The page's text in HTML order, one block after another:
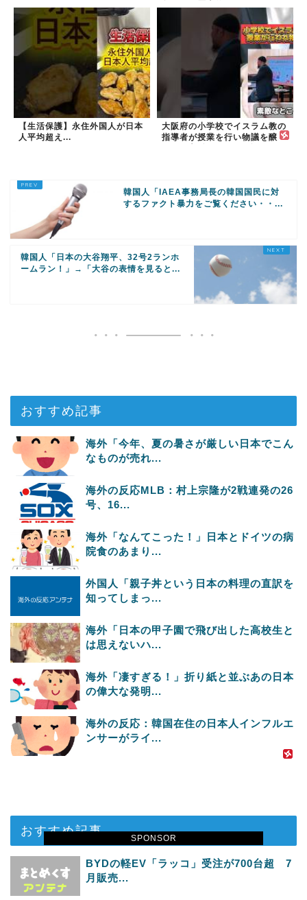
SPONSOR
【生活保護】永住外国人が日本
人平均超え...
大阪府の小学校でイスラム教の
指導者が授業を行い物議を醸
韓国人「IAEA事務局長の韓国国民に対
するファクト暴力をご覧ください・・...
韓国人「日本の大谷翔平、32号2ランホ
ームラン！」→「大谷の表情を見ると...
おすすめ記事
海外「今年、夏の暑さが厳しい日本でこん
なものが売れ...
海外の反応MLB：村上宗隆が2戦連発の26
号、16...
海外「なんてこった！」日本とドイツの病
院食のあまり...
外国人「親子丼という日本の料理の直訳を
知ってしまっ...
海外「日本の甲子園で飛び出した高校生と
は思えないハ...
海外「凄すぎる！」折り紙と並ぶあの日本
の偉大な発明...
海外の反応：韓国在住の日本人インフルエ
ンサーがライ...
おすすめ記事
BYDの軽EV「ラッコ」受注が700台超 7
月販売...